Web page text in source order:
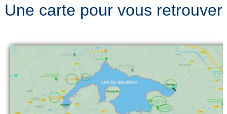
Une carte pour vous retrouver